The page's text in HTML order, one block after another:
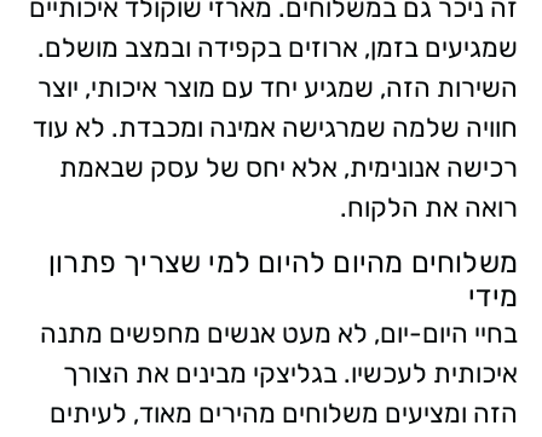
זה ניכר גם במשלוחים. מארזי שוקולד איכותיים
שמגיעים בזמן, ארוזים בקפידה ובמצב מושלם.
השירות הזה, שמגיע יחד עם מוצר איכותי, יוצר
חוויה שלמה שמרגישה אמינה ומכבדת. לא עוד
רכישה אנונימית, אלא יחס של עסק שבאמת
רואה את הלקוח.
משלוחים מהיום להיום למי שצריך פתרון
מידי
בחיי היום-יום, לא מעט אנשים מחפשים מתנה
איכותית לעכשיו. בגליצקי מבינים את הצורך
הזה ומציעים משלוחים מהירים מאוד, לעיתים